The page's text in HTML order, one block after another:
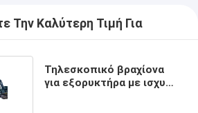
Την Καλύτερη Τιμή Για
Τηλεσκοπικό βραχίονα
για εξορυκτήρα με ισχυρό